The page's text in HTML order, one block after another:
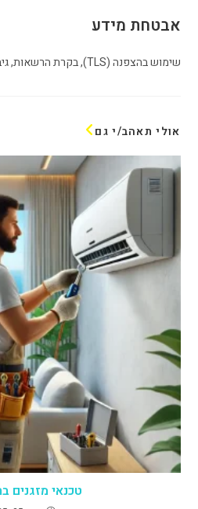
אבטחת מידע
שימוש בהצפנה (TLS), בקרת הרשאות, גיבויים מאובטחים וניטור חריגות.
אולי תאהב/י גם
טכנאי מזגנים